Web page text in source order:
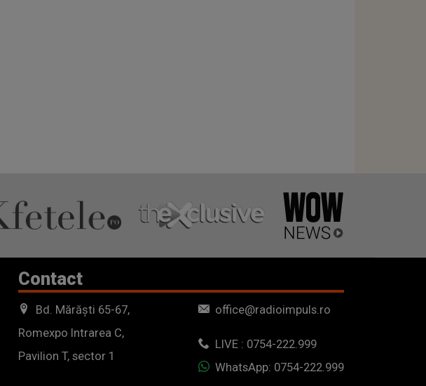
Contact
Bd. Mărăști 65-67,
Romexpo Intrarea C,
Pavilion T, sector 1
office@radioimpuls.ro
LIVE : 0754-222.999
WhatsApp: 0754-222.999